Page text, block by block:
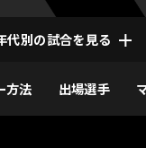
代別の試合を見る
方法 出場選手